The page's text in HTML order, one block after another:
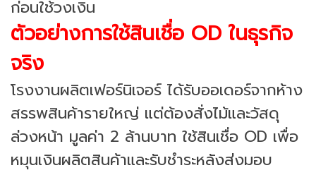
ก่อนใช้วงเงิน
ตัวอย่างการใช้สินเชื่อ OD ในธุรกิจ
จริง
โรงงานผลิตเฟอร์นิเจอร์ ได้รับออเดอร์จากห้าง
สรรพสินค้ารายใหญ่ แต่ต้องสั่งไม้และวัสดุ
ล่วงหน้า มูลค่า 2 ล้านบาท ใช้สินเชื่อ OD เพื่อ
หมุนเงินผลิตสินค้าและรับชำระหลังส่งมอบ